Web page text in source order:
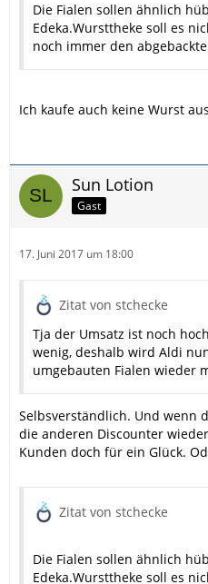
Die Fialen sollen ähnlich
Edeka.Wursttheke soll es
noch immer den
Ich kaufe auch keine Wurst
Sun Lotion
Gast
17. Juni 2017 um 18:00
Zitat von stchecke
Tja der Umsatz ist noch
wenig, deshalb wird Aldi
umgebauten Fialen wieder
Selbsverständlich. Und wenn
die anderen Discounter
Kunden doch für ein Glück.
Zitat von stchecke
Die Fialen sollen ähnlich
Edeka.Wursttheke soll es